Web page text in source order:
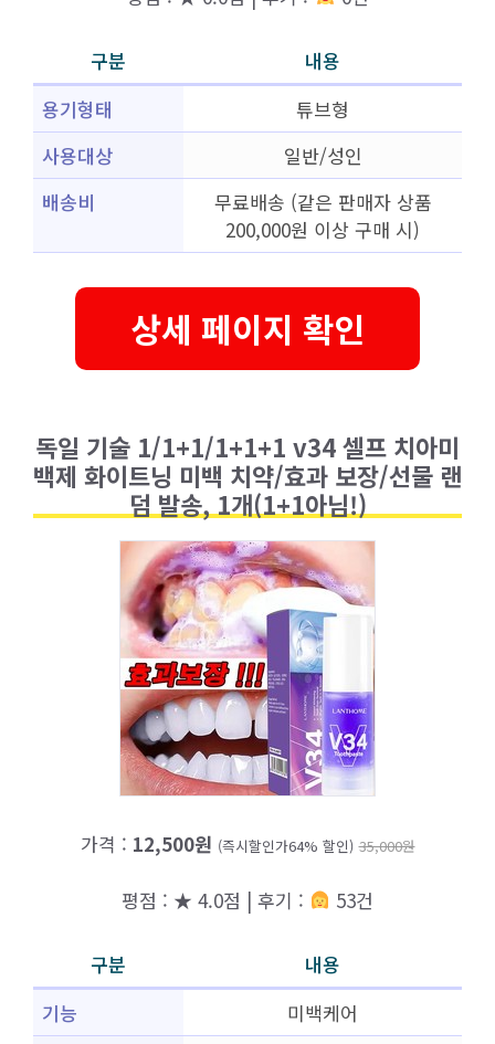
구분
내용
용기형태
튜브형
사용대상
일반/성인
배송비
무료배송 (같은 판매자 상품
200,000원 이상 구매 시)
상세 페이지 확인
독일 기술 1/1+1/1+1+1 v34 셀프 치아미
백제 화이트닝 미백 치약/효과 보장/선물 랜
덤 발송, 1개(1+1아님!)
가격 : 12,500원 (즉시할인가64% 할인) 35,000원
평점 : ★ 4.0점 | 후기 : 53건
구분
내용
기능
미백케어